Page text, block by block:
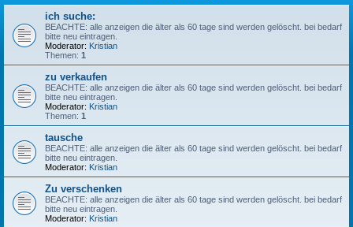
ich suche:
BEACHTE: alle anzeigen die älter als 60 tage sind werden gelöscht. bei bedarf
bitte neu eintragen.
Moderator: Kristian
Themen: 1
zu verkaufen
BEACHTE: alle anzeigen die älter als 60 tage sind werden gelöscht. bei bedarf
bitte neu eintragen.
Moderator: Kristian
Themen: 1
tausche
BEACHTE: alle anzeigen die älter als 60 tage sind werden gelöscht. bei bedarf
bitte neu eintragen.
Moderator: Kristian
Zu verschenken
BEACHTE: alle anzeigen die älter als 60 tage sind werden gelöscht. bei bedarf
bitte neu eintragen.
Moderator: Kristian